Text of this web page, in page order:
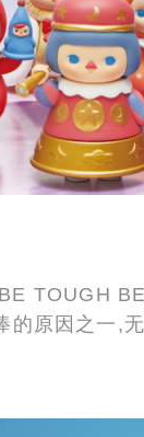
TOUGH
原因之一,